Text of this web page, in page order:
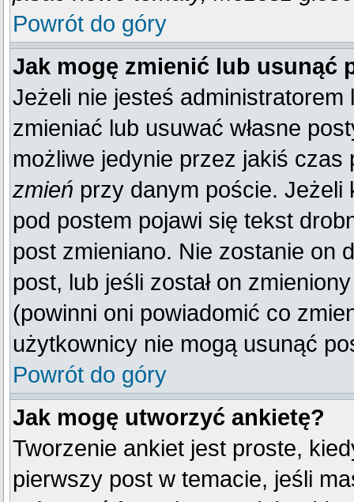
Powrót do góry
Jak mogę zmienić lub usunąć
Jeżeli nie jesteś
zmieniać lub usuwać własne
możliwe jedynie przez jakiś
zmień przy danym poście. Jeżeli
pod postem pojawi się tekst
post zmieniano. Nie zostanie on
post, lub jeśli został on
(powinni oni powiadomić co
użytkownicy nie mogą usunąć
Powrót do góry
Jak mogę utworzyć ankietę?
Tworzenie ankiet jest proste,
pierwszy post w temacie, jeśli